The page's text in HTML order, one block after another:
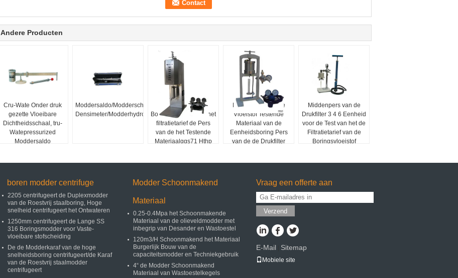
Andere Producten
Cru-Wate Onder druk
gezette Vloeibare
Dichtheidsschaal, tru-
Watepressurized
Moddersaldo
Moddersaldo/Modderschaal/Vloeibare
Densimeter/Modderhydrometer
Van de de
Boringsvloeistof van het
filtratietarief de Pers
van de het Testende
Materiaalggs71 Hthp
De multi van het de
Vloeistof Testende
Materiaal van de
Eenheidsboring Pers
van de de Drukfilter
Middenpers van de
Drukfilter 3 4 6 Eenheid
voor de Test van het de
Filtratietarief van de
Boringsvloeistof
boren modder centrifuge
2205 centrifugeert de Duplexmodder
van de Roestvrij staalboring, Hoge
snelheid centrifugeert het Ontwateren
1250mm centrifugeert de Lange SS
316 Boringsmodder voor Vaste-
vloeibare stofscheiding
De de Modderkaraf van de hoge
snelheidsboring centrifugeert/de Karaf
van de Roestvrij staalmodder
centrifugeert
Modder Schoonmakend
Materiaal
0.25-0.4Mpa het Schoonmakende
Materiaal van de olieveldmodder met
inbegrip van Desander en Wastoestel
120m3/H Schoonmakend het Materiaal
Burgerlijk Bouw van de
capaciteitsmodder en Techniekgebruik
4“ de Modder Schoonmakend
Materiaal van Wastoestelkegels
Vraag een offerte aan
Verzend
E-Mail Sitemap
Mobiele site